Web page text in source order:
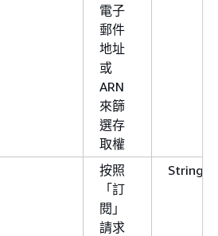
電子
郵件
地址
或
ARN
來篩
選存
取權
按照
「訂
閱」
請求
String